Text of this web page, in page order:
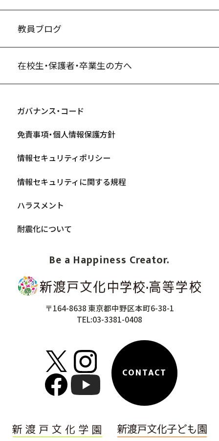
Be a Happiness Creator.
〒164-8638 東京都中野区本町6-38-1
TEL:03-3381-0408
CONTACT
教員ブログ
在校生・保護者・卒業生の方へ
ガバナンス・コード
免責事項・個人情報保護方針
情報セキュリティポリシー
情報セキュリティに関する規程
ハラスメント
耐震化について